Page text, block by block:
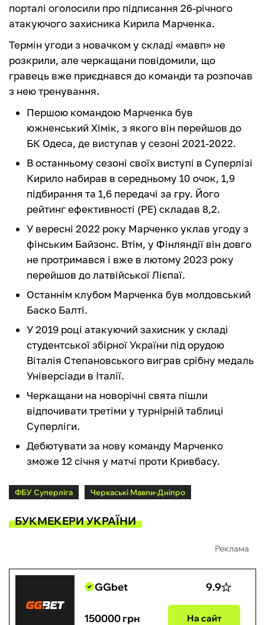
порталі оголосили про підписання 26-річного
атакуючого захисника Кирила Марченка.
Термін угоди з новачком у складі «мавп» не
розкрили, але черкащани повідомили, що
гравець вже приєднався до команди та розпочав
з нею тренування.
Першою командою Марченка був
южненський Хімік, з якого він перейшов до
БК Одеса, де виступав у сезоні 2021-2022.
В останньому сезоні своїх виступі в Суперлізі
Кирило набирав в середньому 10 очок, 1,9
підбирання та 1,6 передачі за гру. Його
рейтинг ефективності (РЕ) складав 8,2.
У вересні 2022 року Марченко уклав угоду з
фінським Байзонс. Втім, у Фінляндії він довго
не протримався і вже в лютому 2023 року
перейшов до латвійської Лієпаї.
Останнім клубом Марченка був молдовський
Баско Балті.
У 2019 році атакуючий захисник у складі
студентської збірної України під орудою
Віталія Степановського виграв срібну медаль
Універсіади в Італії.
Черкащани на новорічні свята пішли
відпочивати третіми у турнірній таблиці
Суперліги.
Дебютувати за нову команду Марченко
зможе 12 січня у матчі проти Кривбасу.
ФБУ Суперліга Черкаські Мавпи-Дніпро
БУКМЕКЕРИ УКРАЇНИ
Реклама
GGbet 9.9
150000 грн На сайт